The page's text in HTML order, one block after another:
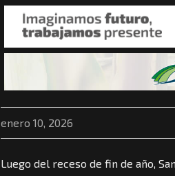
enero 10, 2026
Luego del receso de fin de año,